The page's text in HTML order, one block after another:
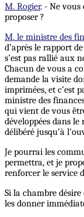
M. Rogier. - Ne vous
proposer ?
M. le ministre des
d’après le rapport
s’est pas rallié aux
Chacun de vous a
demande la visite
imprimées, et c’est
ministre des
qui vient de vous
développées dans
délibéré jusqu’à
Je pourrai les
permettra, et je
renforcer le service
Si la chambre
les donner